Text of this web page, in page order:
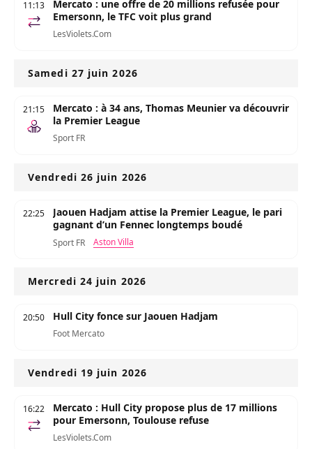
11:13
Mercato : une offre de 20 millions refusée pour
Emersonn, le TFC voit plus grand
LesViolets.Com
Samedi 27 juin 2026
21:15
Mercato : à 34 ans, Thomas Meunier va découvrir
la Premier League
Sport FR
Vendredi 26 juin 2026
22:25
Jaouen Hadjam attise la Premier League, le pari
gagnant d’un Fennec longtemps boudé
Sport FR Aston Villa
Mercredi 24 juin 2026
20:50 Hull City fonce sur Jaouen Hadjam
Foot Mercato
Vendredi 19 juin 2026
16:22
Mercato : Hull City propose plus de 17 millions
pour Emersonn, Toulouse refuse
LesViolets.Com